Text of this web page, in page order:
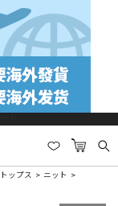
トップス ニット